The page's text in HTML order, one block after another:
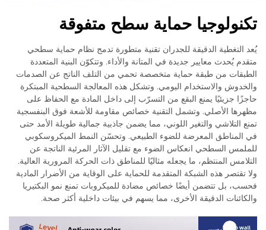
تكنولوجيا حماية سطح متفوقة
يُعد التغطية الدقيقة للجدران تقنية متطورة تدمج نظام حماية سطحي
متقدم يُحدث معايير جديدة في المتانة والأداء. وتتكوّن البنية المتعددة
الطبقات من طبقة حماية متخصصة تحمي من التلف الناتج عن الصدمات
والخدوش والاستخدام اليومي. وتشكل هذه المعالجة السطحية المبتكرة
حاجزًا جزيئيًا يمنع البقع من التسرّب إلى داخل المادة مع الحفاظ على
مظهرها الأصلي. وتشمل التقنية خصائص مقاومة للأشعة فوق البنفسجية
تمنع التلاشي والتغير اللوني، مما يضمن جاذبية جمالية طويلة الأمد حتى
في المناطق المعرضة للضوء الطبيعي. وتحسّن النمط الميكروسكوبي
للملمس السطحي انعكاس الضوء مع تقليل الآثار المرئية الناتجة عن
التلامس المنتظم، ما يجعله مثاليًا للمناطق ذات الحركة المرورية العالية.
ولا تقتصر هذه الشبكة المتقدمة للحماية على الوقاية من الأضرار المادية
فحسب، بل تتضمن أيضًا خصائص مضادة للميكروبات تمنع نمو البكتيريا
والكائنات الدقيقة الأخرى، مما يسهم في بيئات داخلية أكثر صحة.